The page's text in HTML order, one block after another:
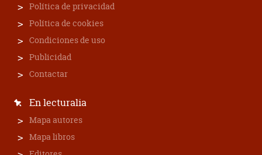
Política de privacidad
Política de cookies
Condiciones de uso
Publicidad
Contactar
En lecturalia
Mapa autores
Mapa libros